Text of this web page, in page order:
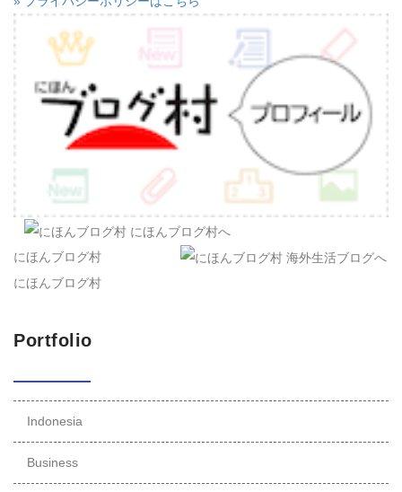
にほんブログ村
にほんブログ村
Portfolio
Indonesia
Business